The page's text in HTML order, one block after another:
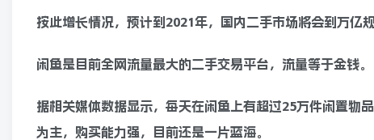
按此增长情况，预计到2021年，国内二手市场将会到万亿规
闲鱼是目前全网流量最大的二手交易平台，流量等于金钱。
据相关媒体数据显示，每天在闲鱼上有超过25万件闲置物
为主，购买能力强，目前还是一片蓝海。